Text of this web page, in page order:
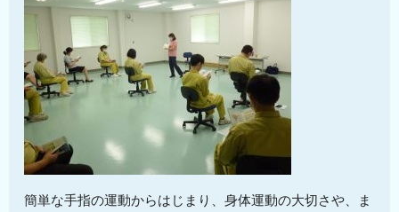
簡単な手指の運動からはじまり、身体運動の大切さや、ま